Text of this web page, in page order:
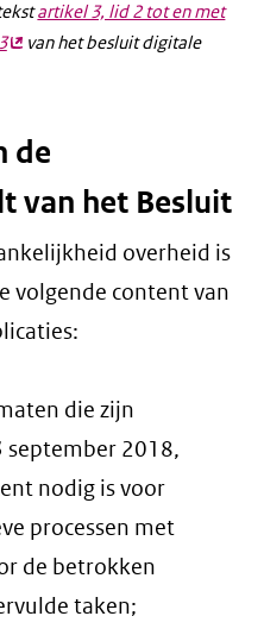
artikel 3, lid 2 tot en met
(externe
van het besluit digitale
de
van het Besluit
overheid is
volgende content van
die zijn
september 2018,
nodig is voor
processen met
de betrokken
taken;